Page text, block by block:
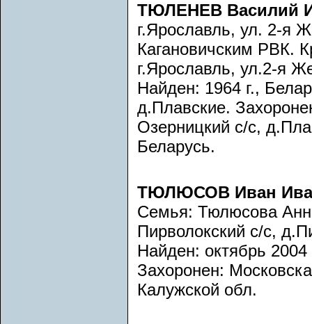
ТЮЛЕНЕВ Василий
г.Ярославль, ул. 2-я
Кагановичским РВК.
г.Ярославль, ул.2-я
Найден: 1964 г.,
д.Плавские.
Озерницкий с/с,
Беларусь.
ТЮЛЮСОВ Иван
Семья: Тюлюсова
Пирволокский с/с,
Найден: октябрь
Захоронен:
Калужской обл.